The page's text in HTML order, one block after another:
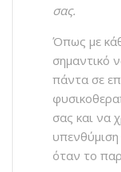
σας.
Όπως με
σημαντικό
πάντα σε
σας και να
όταν το